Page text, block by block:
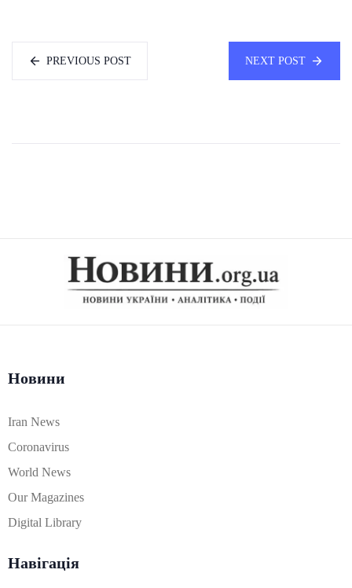
PREVIOUS POST NEXT POST
Новини
Iran News
Coronavirus
World News
Our Magazines
Digital Library
Навігація